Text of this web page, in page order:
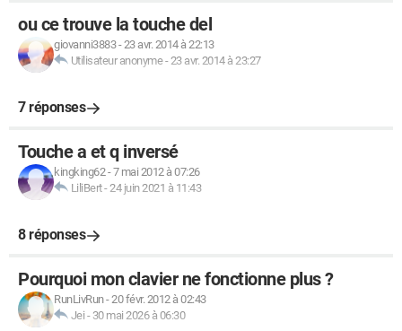
ou ce trouve la touche del
giovanni3883-23 avr. 2014 à 22:13
Utilisateur anonyme-23 avr. 2014 à 23:27
7 réponses
Touche a et q inversé
kingking62-7 mai 2012 à 07:26
LiliBert-24 juin 2021 à 11:43
8 réponses
Pourquoi mon clavier ne fonctionne plus ?
RunLivRun-20 févr. 2012 à 02:43
Jei - 30 mai 2026 à 06:30